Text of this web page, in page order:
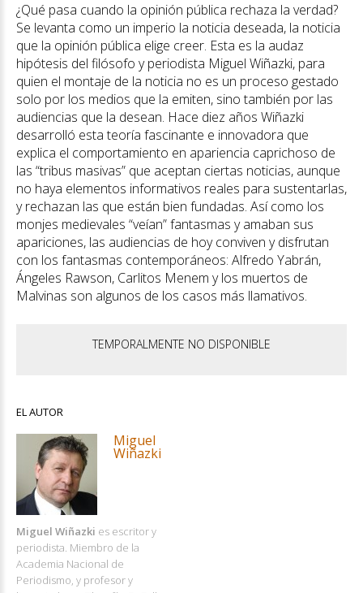
¿Qué pasa cuando la opinión pública rechaza la verdad?
Se levanta como un imperio la noticia deseada, la noticia
que la opinión pública elige creer. Esta es la audaz
hipótesis del filósofo y periodista Miguel Wiñazki, para
quien el montaje de la noticia no es un proceso gestado
solo por los medios que la emiten, sino también por las
audiencias que la desean. Hace diez años Wiñazki
desarrolló esta teoría fascinante e innovadora que
explica el comportamiento en apariencia caprichoso de
las “tribus masivas” que aceptan ciertas noticias, aunque
no haya elementos informativos reales para sustentarlas,
y rechazan las que están bien fundadas. Así como los
monjes medievales “veían” fantasmas y amaban sus
apariciones, las audiencias de hoy conviven y disfrutan
con los fantasmas contemporáneos: Alfredo Yabrán,
Ángeles Rawson, Carlitos Menem y los muertos de
Malvinas son algunos de los casos más llamativos.
TEMPORALMENTE NO DISPONIBLE
EL AUTOR
Miguel
Wiñazki
Miguel Wiñazki es escritor y
periodista. Miembro de la
Academia Nacional de
Periodismo, y profesor y